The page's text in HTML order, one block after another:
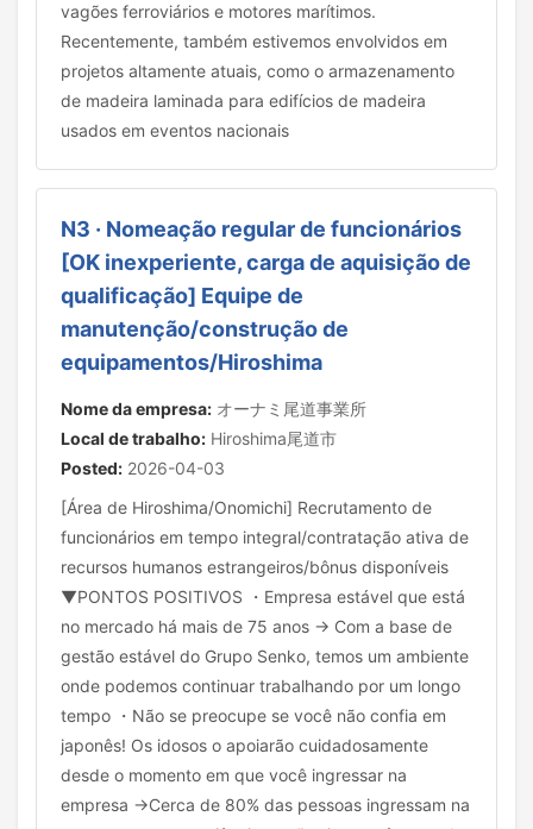
vagões ferroviários e motores marítimos.
Recentemente, também estivemos envolvidos em
projetos altamente atuais, como o armazenamento
de madeira laminada para edifícios de madeira
usados em eventos nacionais
N3 · Nomeação regular de funcionários
[OK inexperiente, carga de aquisição de
qualificação] Equipe de
manutenção/construção de
equipamentos/Hiroshima
Nome da empresa: オーナミ尾道事業所
Local de trabalho: Hiroshima尾道市
Posted: 2026-04-03
[Área de Hiroshima/Onomichi] Recrutamento de
funcionários em tempo integral/contratação ativa de
recursos humanos estrangeiros/bônus disponíveis
▼PONTOS POSITIVOS ・Empresa estável que está
no mercado há mais de 75 anos → Com a base de
gestão estável do Grupo Senko, temos um ambiente
onde podemos continuar trabalhando por um longo
tempo ・Não se preocupe se você não confia em
japonês! Os idosos o apoiarão cuidadosamente
desde o momento em que você ingressar na
empresa →Cerca de 80% das pessoas ingressam na